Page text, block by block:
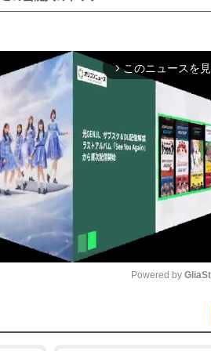
arrow_forward_ios このニュースを
Powered by